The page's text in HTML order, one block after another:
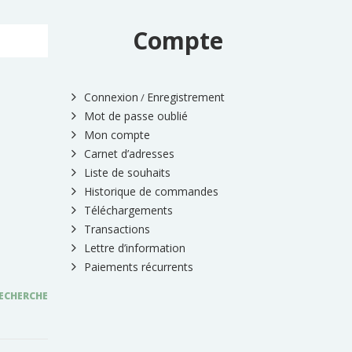
Compte
Connexion / Enregistrement
Mot de passe oublié
Mon compte
Carnet d’adresses
Liste de souhaits
Historique de commandes
Téléchargements
Transactions
Lettre d’information
Paiements récurrents